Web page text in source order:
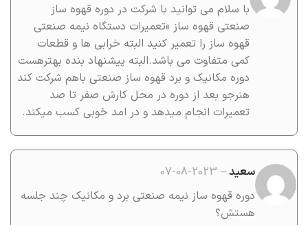
با سلام می توانید با شرکت در دوره قهوه ساز
صنعتی قهوه ساز »تعمیرات دستگاه نیمه صنعتی
قهوه ساز را تعمیر کنید البته خرابی ها و قطعات
کمی متفاوت می باشد.البته پیشنهاد بنده بهترهست
دوره مکانیک و برد قهوه ساز صنعتی باهم شرکت کند
هنرجو بعد از دوره در محل کارش صفر تا صد
تعمیرات انجام میدهد و در امد خوبی کسب میکند.
سعید–
2023-08-07
دوره قهوه ساز نیمه صنعتی برد و مکانیک چند جلسه
هستش؟